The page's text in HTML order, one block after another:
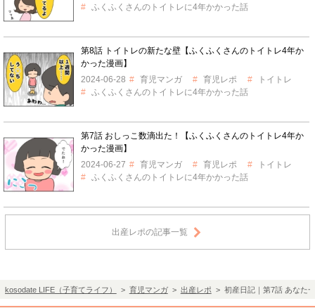
ふくふくさんのトイトレに4年かかった話
第8話 トイトレの新たな壁【ふくふくさんのトイトレ4年か
かった漫画】
2024-06-28
育児マンガ 育児レポ
トイトレ
ふくふくさんのトイトレに4年かかった話
第7話 おしっこ数滴出た！【ふくふくさんのトイトレ4年か
かった漫画】
2024-06-27
育児マンガ 育児レポ
トイトレ
ふくふくさんのトイトレに4年かかった話
出産レポの記事一覧
kosodate LIFE（子育てライフ） > 育児マンガ> 出産レポ > 初産日記｜第7話 あなた